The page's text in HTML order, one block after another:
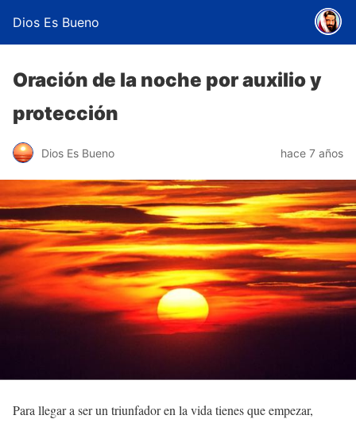
Dios Es Bueno
Oración de la noche por auxilio y
protección
Dios Es Bueno hace 7 años
Para llegar a ser un triunfador en la vida tienes que empezar,